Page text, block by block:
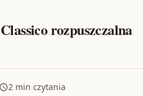
rozpuszczalna
2 min czytania